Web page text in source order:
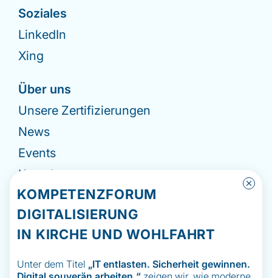
Soziales
LinkedIn
Xing
Über uns
Unsere Zertifizierungen
News
Events
Kontakt
Impressum
Datenschutzerklärung
Hinweisgebermeldesystem
KOMPETENZFORUM
DIGITALISIERUNG
IN KIRCHE UND WOHLFAHRT
Unter dem Titel „IT entlasten. Sicherheit gewinnen.